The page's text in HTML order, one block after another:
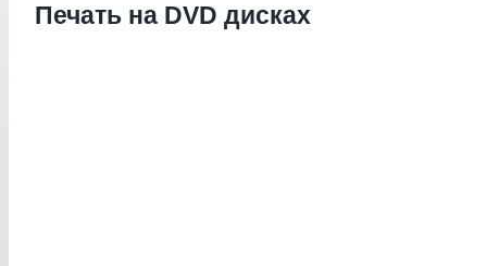
Печать на DVD дисках